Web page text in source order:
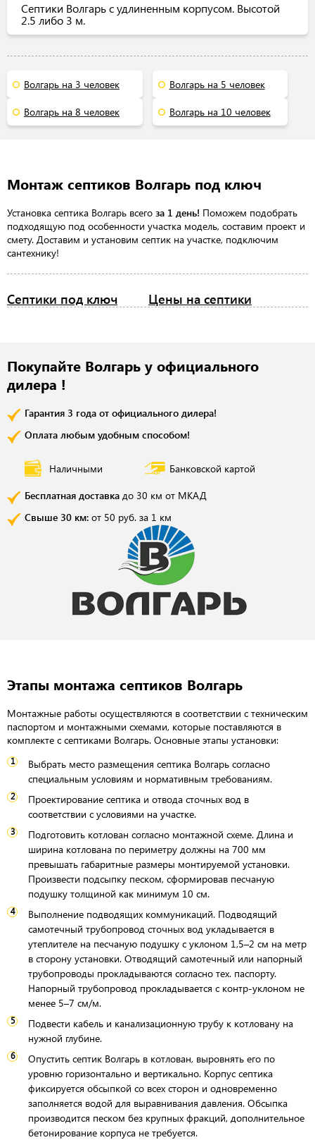
Септики Волгарь с удлиненным корпусом. Высотой
2.5 либо 3 м.
Волгарь на 3 человек Волгарь на 5 человек
Волгарь на 8 человек Волгарь на 10 человек
Монтаж септиков Волгарь под ключ
Установка септика Волгарь всего за 1 день! Поможем подобрать
подходящую под особенности участка модель, составим проект и
смету. Доставим и установим септик на участке, подключим
сантехнику!
Септики под ключ Цены на септики
Покупайте Волгарь у официального
дилера !
Гарантия 3 года от официального дилера!
Оплата любым удобным способом!
Наличными
Банковской картой
Бесплатная доставка до 30 км от МКАД
Свыше 30 км: от 50 руб. за 1 км
Этапы монтажа септиков Волгарь
Монтажные работы осуществляются в соответствии с техническим
паспортом и монтажными схемами, которые поставляются в
комплекте с септиками Волгарь. Основные этапы установки:
Выбрать место размещения септика Волгарь согласно
специальным условиям и нормативным требованиям.
Проектирование септика и отвода сточных вод в
соответствии с условиями на участке.
Подготовить котлован согласно монтажной схеме. Длина и
ширина котлована по периметру должны на 700 мм
превышать габаритные размеры монтируемой установки.
Произвести подсыпку песком, сформировав песчаную
подушку толщиной как минимум 10 см.
Выполнение подводящих коммуникаций. Подводящий
самотечный трубопровод сточных вод укладывается в
утеплителе на песчаную подушку с уклоном 1,5–2 см на метр
в сторону установки. Отводящий самотечный или напорный
трубопроводы прокладываются согласно тех. паспорту.
Напорный трубопровод прокладывается с контр-уклоном не
менее 5–7 см/м.
Подвести кабель и канализационную трубу к котловану на
нужной глубине.
Опустить септик Волгарь в котлован, выровнять его по
уровню горизонтально и вертикально. Корпус септика
фиксируется обсыпкой со всех сторон и одновременно
заполняется водой для выравнивания давления. Обсыпка
производится песком без крупных фракций, дополнительное
бетонирование корпуса не требуется.